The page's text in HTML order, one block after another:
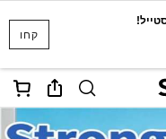
קחו